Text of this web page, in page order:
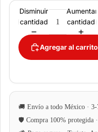
Disminuir
cantidad
Aumentar
cantidad
Agregar al carrito